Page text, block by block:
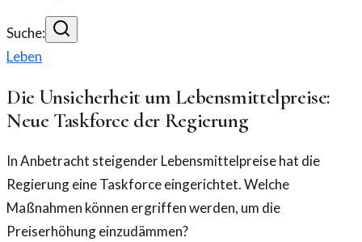
Suche:
Leben
Die Unsicherheit um Lebensmittelpreise:
Neue Taskforce der Regierung
In Anbetracht steigender Lebensmittelpreise hat die
Regierung eine Taskforce eingerichtet. Welche
Maßnahmen können ergriffen werden, um die
Preiserhöhung einzudämmen?